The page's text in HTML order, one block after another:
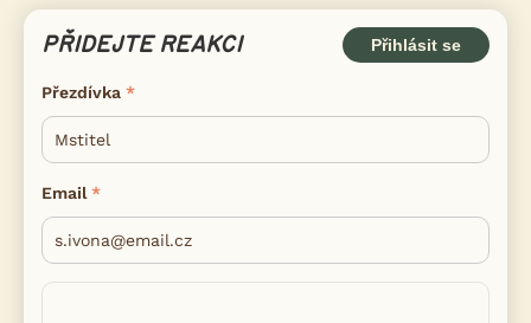
PŘIDEJTE REAKCI Přihlásit se
Přezdívka
Email